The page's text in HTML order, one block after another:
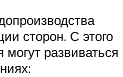
сторон. С этого
могут развиваться